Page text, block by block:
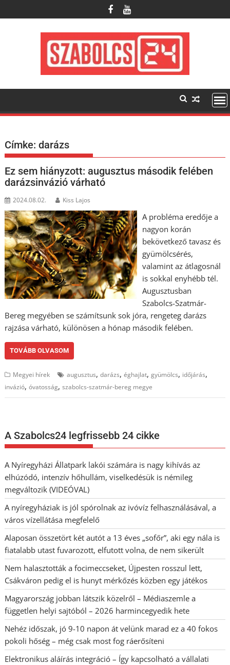
to
Címke:darázs
Ez sem hiányzott: augusztus második felében
darázsinvázió várható
2024.08.02. Kiss Lajos
A probléma eredője a
nagyon korán
bekövetkező tavasz és
gyümölcsérés,
valamint az átlagosnál
is sokkal enyhébb tél.
Augusztusban
Szabolcs-Szatmár-
Bereg megyében se számítsunk sok jóra, rengeteg darázs
rajzása várható, különösen a hónap második felében.
TOVÁBB OLVASOM
Megyei hírek augusztus,darázs,éghajlat,gyümölcs, időjárás,
invázió,óvatosság,szabolcs-szatmár-bereg megye
A Szabolcs24 legfrissebb 24 cikke
A Nyíregyházi Állatpark lakói számára is nagy kihívás az
elhúzódó, intenzív hőhullám, viselkedésük is némileg
megváltozik (VIDEÓVAL)
A nyíregyháziak is jól spórolnak az ivóvíz felhasználásával, a
város vízellátása megfelelő
Alaposan összetört két autót a 13 éves „sofőr”, aki egy nála is
fiatalabb utast fuvarozott, elfutott volna, de nem sikerült
Nem halasztották a focimeccseket, Újpesten rosszul lett,
Csákváron pedig el is hunyt mérkőzés közben egy játékos
Magyarország jobban látszik közelről – Médiaszemle a
független helyi sajtóból – 2026 harmincegyedik hete
Nehéz időszak, jó 9-10 napon át velünk marad ez a 40 fokos
pokoli hőség – még csak most fog ráerősíteni
Elektronikus aláírás integráció – Így kapcsolható a vállalati